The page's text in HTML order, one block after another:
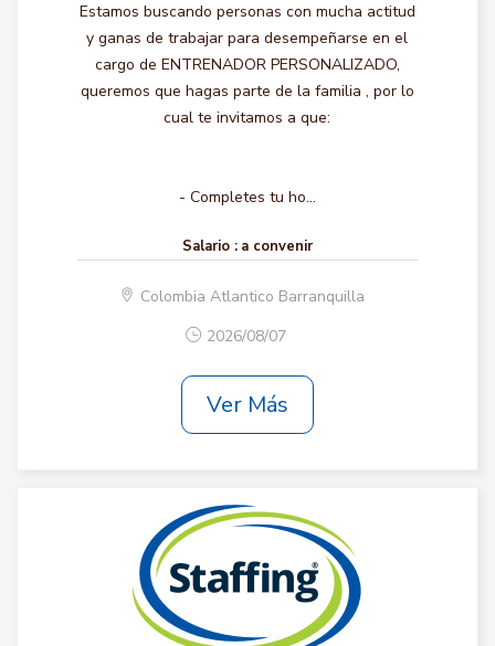
Estamos buscando personas con mucha actitud
y ganas de trabajar para desempeñarse en el
cargo de ENTRENADOR PERSONALIZADO,
queremos que hagas parte de la familia , por lo
cual te invitamos a que:
- Completes tu ho...
Salario : a convenir
Colombia Atlantico Barranquilla
2026/08/07
Ver Más